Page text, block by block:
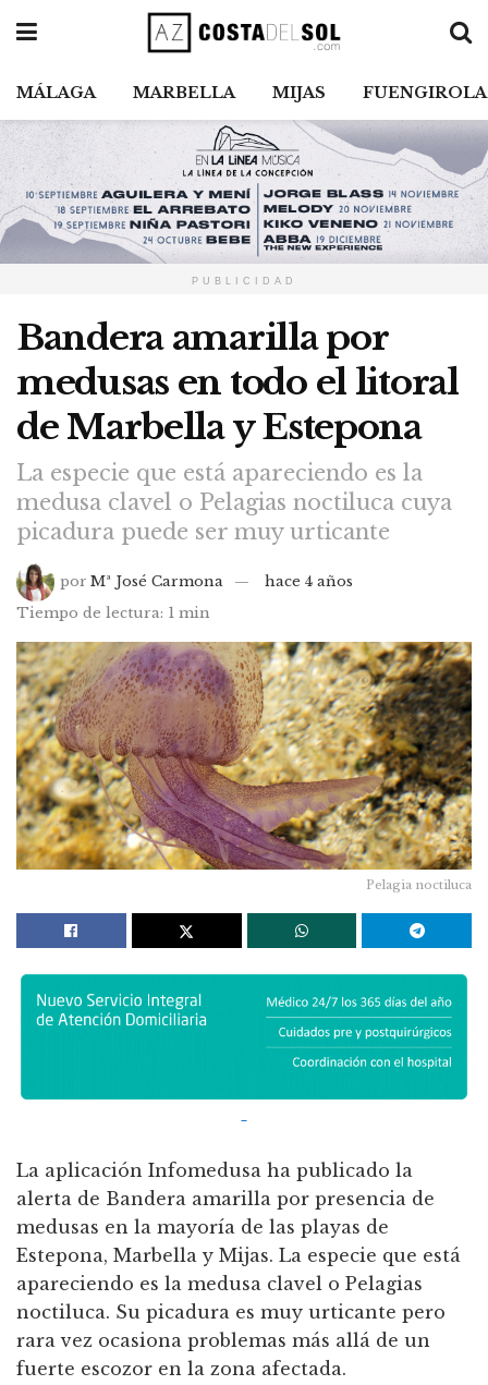
MÁLAGA MARBELLA MIJAS FUENGIROLA
PUBLICIDAD
Bandera amarilla por
medusas en todo el litoral
de Marbella y Estepona
La especie que está apareciendo es la
medusa clavel o Pelagias noctiluca cuya
picadura puede ser muy urticante
por Mª José Carmona
hace 4 años
Tiempo de lectura: 1 min
Pelagia noctiluca
La aplicación Infomedusa ha publicado la
alerta de Bandera amarilla por presencia de
medusas en la mayoría de las playas de
Estepona, Marbella y Mijas. La especie que está
apareciendo es la medusa clavel o Pelagias
noctiluca. Su picadura es muy urticante pero
rara vez ocasiona problemas más allá de un
fuerte escozor en la zona afectada.